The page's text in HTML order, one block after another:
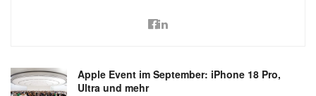
Apple Event im September: iPhone 18 Pro,
Ultra und mehr